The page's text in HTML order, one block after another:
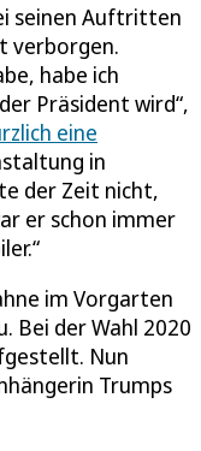
seinen Auftritten
verborgen.
habe ich
Präsident wird“,
eine
in
der Zeit nicht,
er schon immer
im Vorgarten
Bei der Wahl 2020
Nun
Trumps